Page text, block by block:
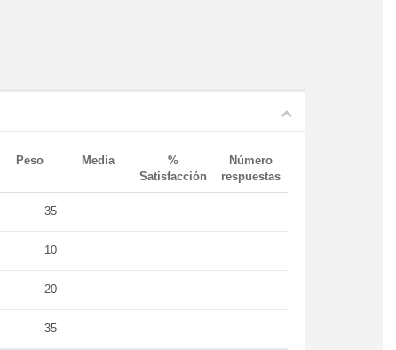
Peso Media
%
Satisfacción
Número
respuestas
35
10
20
35